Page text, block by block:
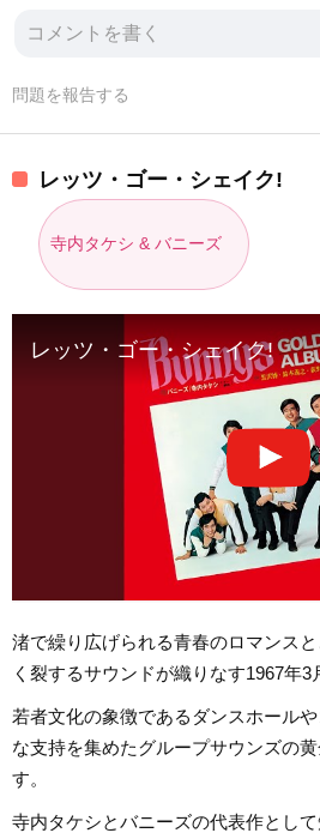
問題を報告する
レッツ・ゴー・シェイク!
寺内タケシ & バニーズ
レッツ・ゴー・シェイク!
渚で繰り広げられる青春のロマンス
く裂するサウンドが織りなす1967年3
若者文化の象徴であるダンスホール
な支持を集めたグループサウンズの
す。
寺内タケシとバニーズの代表作とし